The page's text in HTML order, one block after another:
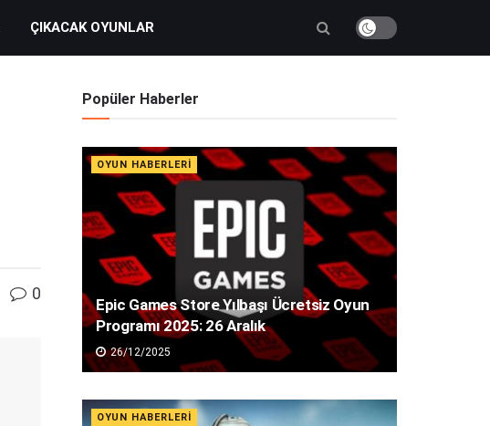
ÇIKACAK OYUNLAR
0
Popüler Haberler
OYUN HABERLERI
Epic Games Store Yılbaşı Ücretsiz Oyun
Programı 2025: 26 Aralık
26/12/2025
OYUN HABERLERI